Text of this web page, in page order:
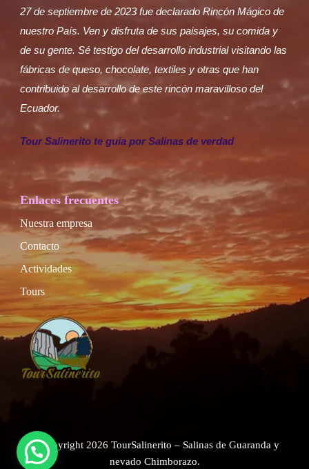
27 de septiembre de 2023 fue declarado Rincón Mágico de
nuestro País. Ven y disfruta de sus paisajes, su comida y
de su gente. Sé testigo del desarrollo industrial visitando las
fábricas de queso, chocolate, textiles y otras que han
contribuido al desarrollo de este rincón maravilloso del
Ecuador.
Tour Salinerito te guia por Salinas de verdad
Enlaces frecuentes
Nuestra empresa
Contacto
Actividades
Tours
© Copyright 2026 TourSalinerito – Salinas de Guaranda y
nevado Chimborazo.